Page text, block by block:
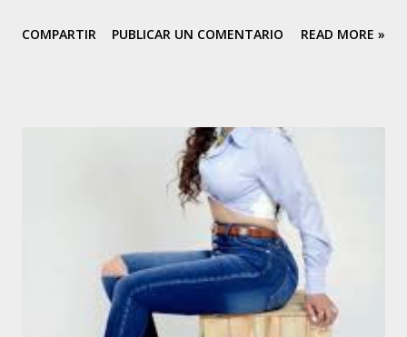
estado apure, Venezuela. Su padre Franco Di Frisco y su
Lara, donde alcanzó el título de Licenciado en Gerencia
Agroindustrial. Fue durante los estudios universitarios que
se enamoró de la música llanera, ya que el Musiú Negro
gustaba de cantar merengue y salsa. Fue a instancias de su
padre, italiano de nacimiento, pero venezolano de corazón,
adopción y decisión propia, que comenzó a cantar la música
de su tierra natal. Su padre Franco le decía que había que
querer el terruño y sus costumbres. El Musiú Negro
COMPARTIR PUBLICAR UN COMENTARIO READ MORE »